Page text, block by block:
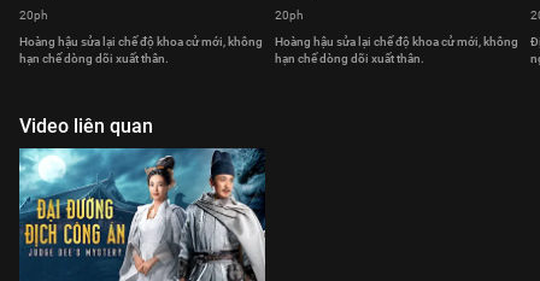
20ph
Hoàng hậu sửa lại chế độ khoa cử mới, không
hạn chế dòng dõi xuất thân.
20ph
Hoàng hậu sửa lại chế độ khoa cử mới, không
hạn chế dòng dõi xuất thân.
Video liên quan